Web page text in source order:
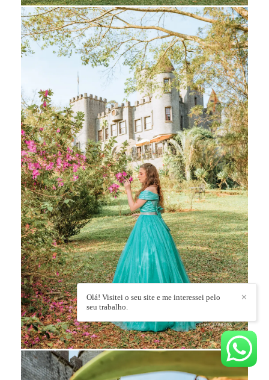
✕
Olá! Visitei o seu site e me interessei pelo
seu trabalho.